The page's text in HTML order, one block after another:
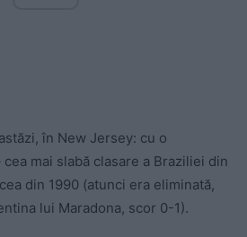
în New Jersey: cu o
cea mai slabă clasare a Braziliei din
din 1990 (atunci era eliminată,
lui Maradona, scor 0-1).